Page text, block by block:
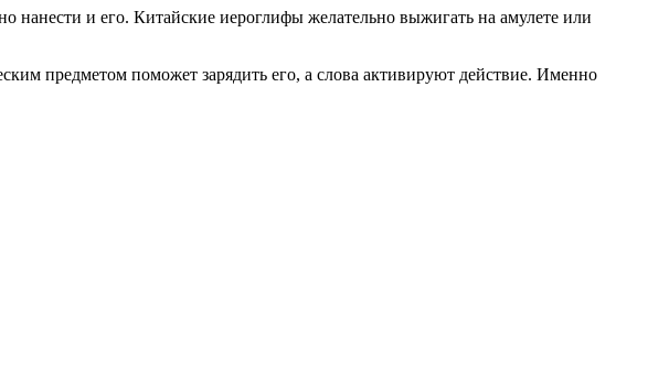
и его. Китайские иероглифы желательно выжигать на амулете или
предметом поможет зарядить его, а слова активируют действие. Именно